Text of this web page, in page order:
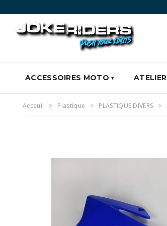
ACCESSOIRES MOTO ATELIER
Acceuil Plastique PLASTIQUE DIVERS